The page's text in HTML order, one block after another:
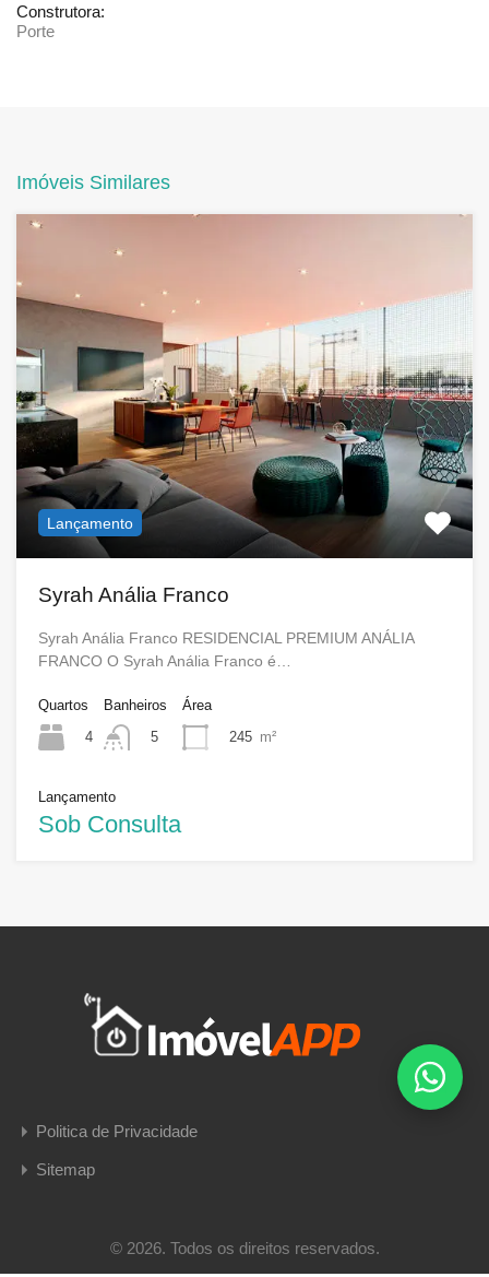
Construtora:
Porte
Imóveis Similares
Lançamento
Syrah Anália Franco
Syrah Anália Franco RESIDENCIAL PREMIUM ANÁLIA
FRANCO O Syrah Anália Franco é…
Quartos
4
Banheiros
5
Área
245 m²
Lançamento
Sob Consulta
Politica de Privacidade
Sitemap
© 2026. Todos os direitos reservados.